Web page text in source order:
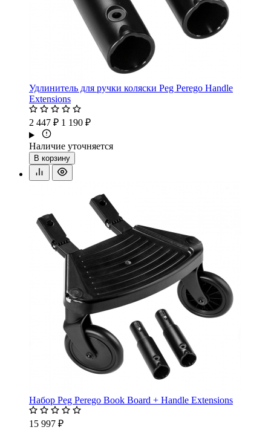
Удлинитель для ручки коляски Peg Perego Handle
Extensions
2 447 ₽ 1 190 ₽
Наличие уточняется
В корзину
Набор Peg Perego Book Board + Handle Extensions
15 997 ₽